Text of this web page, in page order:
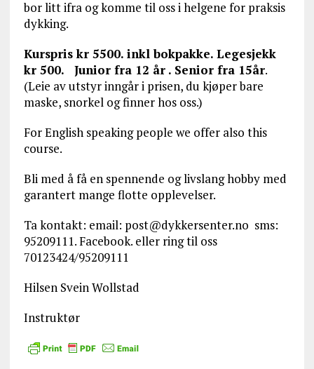
bor litt ifra og komme til oss i helgene for praksis
dykking.
Kurspris kr 5500. inkl bokpakke. Legesjekk
kr 500. Junior fra 12 år . Senior fra 15år.
(Leie av utstyr inngår i prisen, du kjøper bare
maske, snorkel og finner hos oss.)
For English speaking people we offer also this
course.
Bli med å få en spennende og livslang hobby med
garantert mange flotte opplevelser.
Ta kontakt: email: post@dykkersenter.no sms:
95209111. Facebook. eller ring til oss
70123424/95209111
Hilsen Svein Wollstad
Instruktør